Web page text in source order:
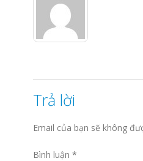
Trả lời
Email của bạn sẽ không
Bình luận *